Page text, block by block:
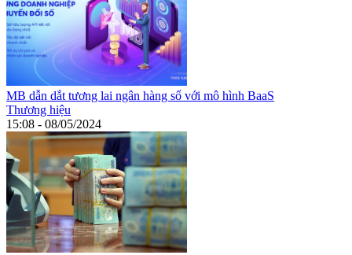
MB dẫn dắt tương lai ngân hàng số với mô hình BaaS
Thương hiệu
15:08 - 08/05/2024